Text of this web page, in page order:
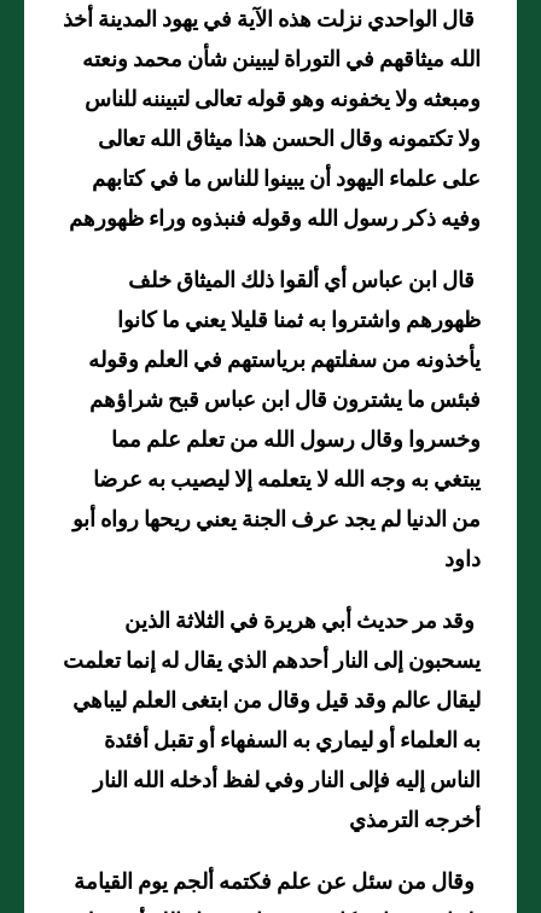
قال الواحدي نزلت هذه الآية في يهود المدينة أخذ
الله ميثاقهم في التوراة ليبينن شأن محمد ونعته
ومبعثه ولا يخفونه وهو قوله تعالى لتبيننه للناس
ولا تكتمونه وقال الحسن هذا ميثاق الله تعالى
على علماء اليهود أن يبينوا للناس ما في كتابهم
وفيه ذكر رسول الله وقوله فنبذوه وراء ظهورهم
قال ابن عباس أي ألقوا ذلك الميثاق خلف
ظهورهم واشتروا به ثمنا قليلا يعني ما كانوا
يأخذونه من سفلتهم برياستهم في العلم وقوله
فبئس ما يشترون قال ابن عباس قبح شراؤهم
وخسروا وقال رسول الله من تعلم علم مما
يبتغي به وجه الله لا يتعلمه إلا ليصيب به عرضا
من الدنيا لم يجد عرف الجنة يعني ريحها رواه أبو
داود
وقد مر حديث أبي هريرة في الثلاثة الذين
يسحبون إلى النار أحدهم الذي يقال له إنما تعلمت
ليقال عالم وقد قيل وقال من ابتغى العلم ليباهي
به العلماء أو ليماري به السفهاء أو تقبل أفئدة
الناس إليه فإلى النار وفي لفظ أدخله الله النار
أخرجه الترمذي
وقال من سئل عن علم فكتمه ألجم يوم القيامة